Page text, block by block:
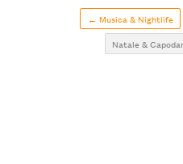
← Musica & Nightlife
Natale &